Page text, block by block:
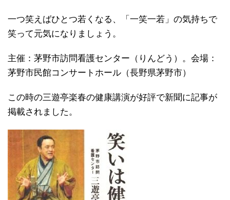
一つ笑えばひとつ若くなる、「一笑一若」の気持ちで
笑って元気になりましょう。
主催：茅野市訪問看護センター（りんどう）。会場：
茅野市民館コンサートホール（長野県茅野市）
この時の三遊亭楽春の健康講演が好評で新聞に記事が
掲載されました。